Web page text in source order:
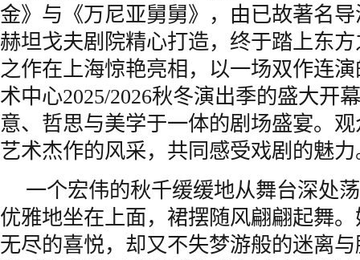
金》与《万尼亚舅舅》，由已故著名
赫坦戈夫剧院精心打造，终于踏上东
之作在上海惊艳亮相，以一场双作连
术中心2025/2026秋冬演出季的盛大开
意、哲思与美学于一体的剧场盛宴。
艺术杰作的风采，共同感受戏剧的魅力
一个宏伟的秋千缓缓地从舞台深处
优雅地坐在上面，裙摆随风翩翩起舞
无尽的喜悦，却又不失梦游般的迷离